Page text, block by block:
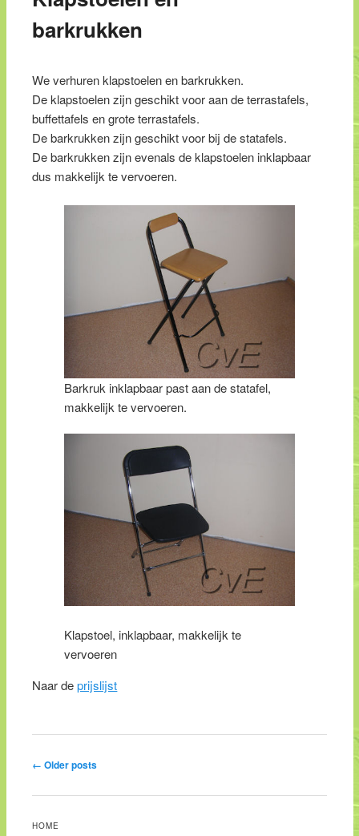
barkrukken
We verhuren klapstoelen en barkrukken.
De klapstoelen zijn geschikt voor aan de terrastafels,
buffettafels en grote terrastafels.
De barkrukken zijn geschikt voor bij de statafels.
De barkrukken zijn evenals de klapstoelen inklapbaar
dus makkelijk te vervoeren.
Barkruk inklapbaar past aan de statafel,
makkelijk te vervoeren.
Klapstoel, inklapbaar, makkelijk te
vervoeren
Naar deprijslijst
Post navigation
← Older posts
HOME